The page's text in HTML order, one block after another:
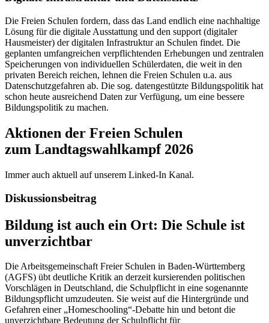
Die Freien Schulen fordern, dass das Land endlich eine nachhaltige
Lösung für die digitale Ausstattung und den support (digitaler
Hausmeister) der digitalen Infrastruktur an Schulen findet. Die
geplanten umfangreichen verpflichtenden Erhebungen und zentralen
Speicherungen von individuellen Schülerdaten, die weit in den
privaten Bereich reichen, lehnen die Freien Schulen u.a. aus
Datenschutzgefahren ab. Die sog. datengestützte Bildungspolitik hat
schon heute ausreichend Daten zur Verfügung, um eine bessere
Bildungspolitik zu machen.
Aktionen der Freien Schulen
zum Landtagswahlkampf 2026
Immer auch aktuell auf unserem Linked-In Kanal.
Diskussionsbeitrag
Bildung ist auch ein Ort: Die Schule ist
unverzichtbar
Die Arbeitsgemeinschaft Freier Schulen in Baden-Württemberg
(AGFS) übt deutliche Kritik an derzeit kursierenden politischen
Vorschlägen in Deutschland, die Schulpflicht in eine sogenannte
Bildungspflicht umzudeuten. Sie weist auf die Hintergründe und
Gefahren einer „Homeschooling“-Debatte hin und betont die
unverzichtbare Bedeutung der Schulpflicht für